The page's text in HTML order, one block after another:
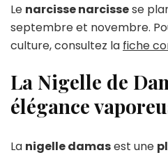
Le narcisse narcissese
septembre et novembre.
culture, consultez la fiche
La Nigelle de
élégance
La nigelle damasest une